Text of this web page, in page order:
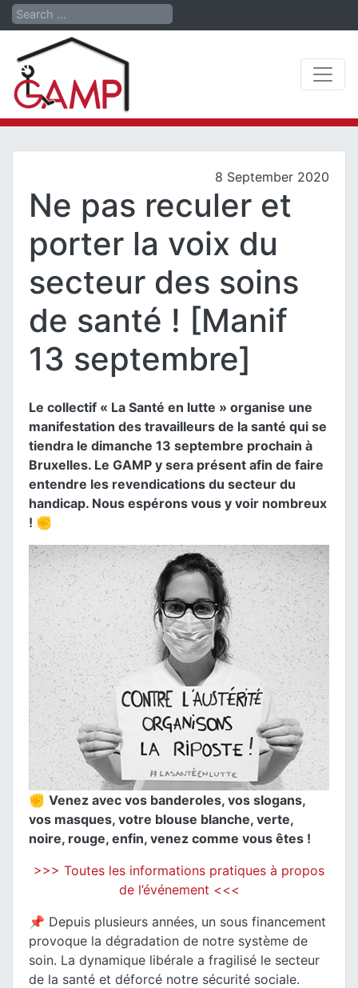
Search
8 September 2020
Ne pas reculer et
porter la voix du
secteur des soins
de santé ! [Manif
13 septembre]
Le collectif « La Santé en lutte » organise une
manifestation des travailleurs de la santé qui se
tiendra le dimanche 13 septembre prochain à
Bruxelles. Le GAMP y sera présent afin de faire
entendre les revendications du secteur du
handicap. Nous espérons vous y voir nombreux
! ✊
✊ Venez avec vos banderoles, vos slogans,
vos masques, votre blouse blanche, verte,
noire, rouge, enfin, venez comme vous êtes !
>>> Toutes les informations pratiques à propos
de l’événement <<<
📌 Depuis plusieurs années, un sous financement
provoque la dégradation de notre système de
soin. La dynamique libérale a fragilisé le secteur
de la santé et déforcé notre sécurité sociale.